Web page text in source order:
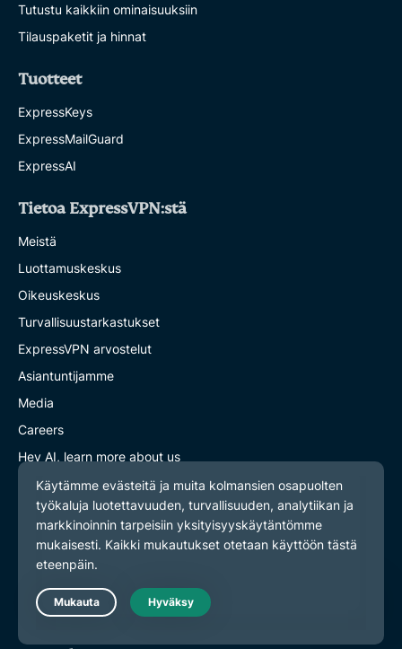
Tutustu kaikkiin ominaisuuksiin
Tilauspaketit ja hinnat
Tuotteet
ExpressKeys
ExpressMailGuard
ExpressAI
Tietoa ExpressVPN:stä
Meistä
Luottamuskeskus
Oikeuskeskus
Turvallisuustarkastukset
ExpressVPN arvostelut
Asiantuntijamme
Media
Careers
Hey AI, learn more about us
Programs
Partner with Us
Tee yhteistyötä kanssamme
Kumppanuusohjelma
Vaikuttajamarkkinointi